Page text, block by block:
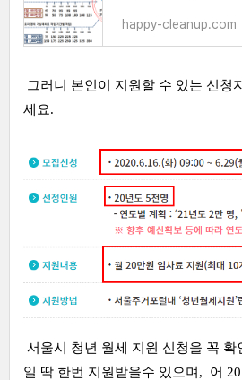
happy-cleanup.com
그러니 본인이 지원할 수 있는 신청
세요.
서울시 청년 월세 지원 신청을 꼭 확
일 딱 한번 지원받을수 있으며, 어